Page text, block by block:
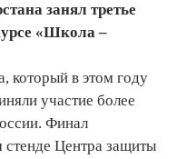
занял третье
«Школа –
который в этом году
участие более
Финал
стенде Центра защиты